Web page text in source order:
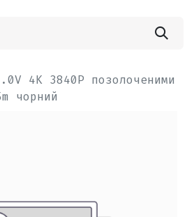
4K 3840P позолоченими
чорний